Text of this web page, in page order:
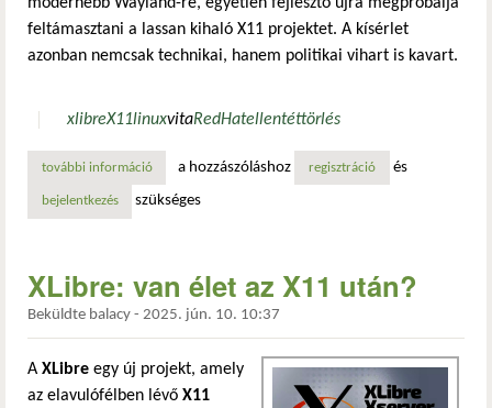
modernebb Wayland-re, egyetlen fejlesztő újra megpróbálja
feltámasztani a lassan kihaló X11 projektet. A kísérlet
azonban nemcsak technikai, hanem politikai vihart is kavart.
xlibreX11linuxvitaRedHatellentéttörlés
további információúj élet az x11-nek vagy utolsó felvonás? egy fejlesztő
a hozzászóláshoz regisztráció és
bejelentkezés szükséges
XLibre: van élet az X11 után?
Beküldte balacy - 2025. jún. 10. 10:37
A XLibre egy új projekt, amely
az elavulófélben lévő X11